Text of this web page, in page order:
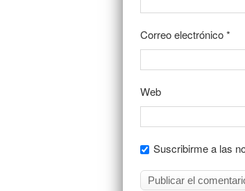
Correo electrónico*
Web
Suscribirme a las